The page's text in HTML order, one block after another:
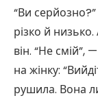
“Ви
різко й
він. “Не
на жінку:
рушила. Вона